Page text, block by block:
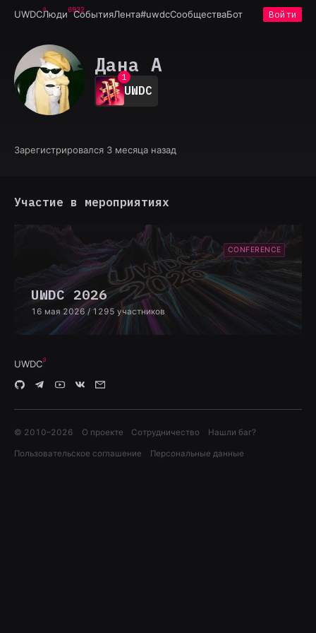
UWDCЛюди6932
СобытияЛента#uwdcСообществаБот Войти
Дана А
0
1
2
3
6
UWDC
Зарегистрировался 3 месяца назад
Участие в мероприятиях
CONFERENCE
UWDC 2026
16 мая 2026 / 1295 участников
UWDC
© 2010–2026 О проекте Сотрудничество Нашли баг?
Пользовательское соглашение Персональные данные